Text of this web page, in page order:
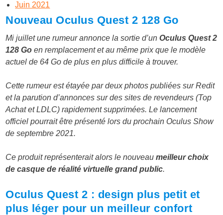
Juin 2021
Nouveau Oculus Quest 2 128 Go
Mi juillet une rumeur annonce la sortie d’unOculus Quest 2
128 Go en remplacement et au même prix que le modèle
actuel de 64 Go de plus en plus difficile à trouver.
Cette rumeur est étayée par deux photos publiées sur Redit
et la parution d’annonces sur des sites de revendeurs (Top
Achat et LDLC) rapidement supprimées. Le lancement
officiel pourrait être présenté lors du prochain Oculus Show
de septembre 2021.
Ce produit représenterait alors le nouveaumeilleur choix
de casque de réalité virtuelle grand public.
Oculus Quest 2 : design plus petit et
plus léger pour un meilleur confort